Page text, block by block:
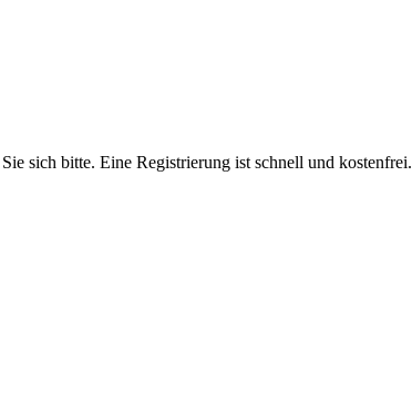
sich bitte. Eine Registrierung ist schnell und kostenfrei.